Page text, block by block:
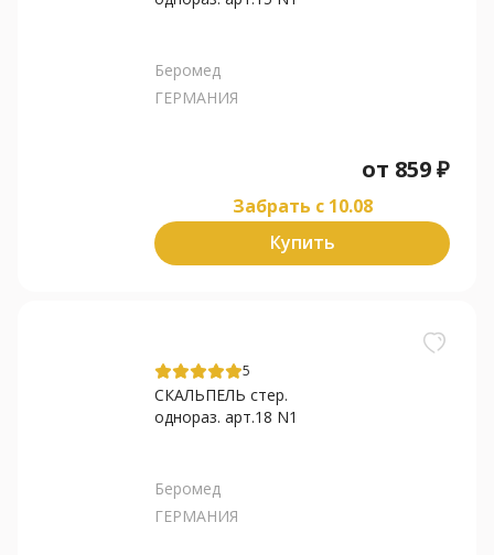
Беромед
ГЕРМАНИЯ
от 859₽
Забрать c 10.08
Купить
5
СКАЛЬПЕЛЬ стер.
однораз. арт.18 N1
Беромед
ГЕРМАНИЯ